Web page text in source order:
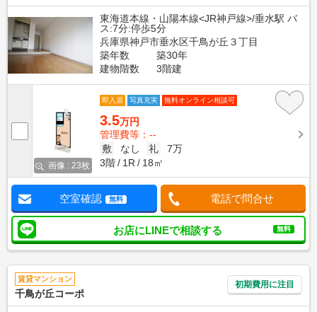
東海道本線・山陽本線<JR神戸線>/垂水駅 バ
ス:7分:停歩5分
兵庫県神戸市垂水区千鳥が丘３丁目
築年数
築30年
建物階数
3階建
画像 : 23枚
即入居 写真充実 無料オンライン相談可
3.5万円
管理費等：--
敷
なし 礼
7万
3階
1R 18㎡
空室確認 無料 電話で問合せ
お店にLINEで相談する 無料
賃貸マンション
千鳥が丘コーポ
初期費用に注目